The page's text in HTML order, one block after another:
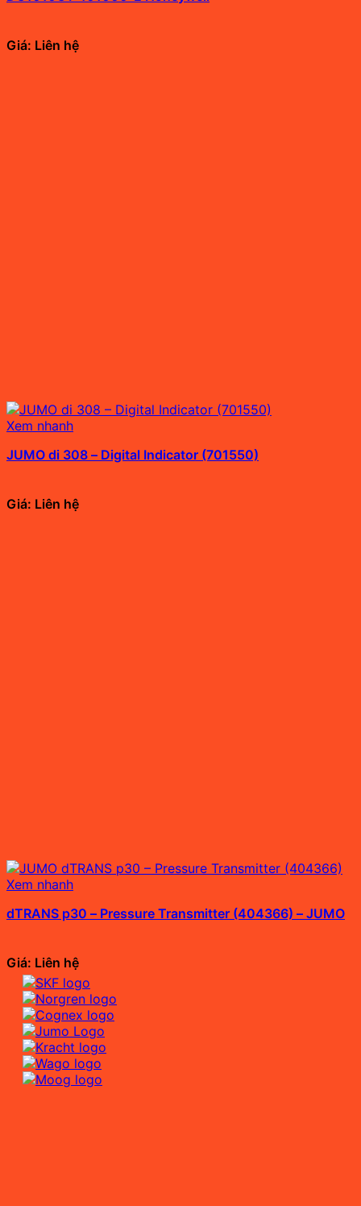
Giá: Liên hệ
Xem nhanh
JUMO di 308 – Digital Indicator (701550)
Giá: Liên hệ
Xem nhanh
dTRANS p30 – Pressure Transmitter (404366) – JUMO
Giá: Liên hệ